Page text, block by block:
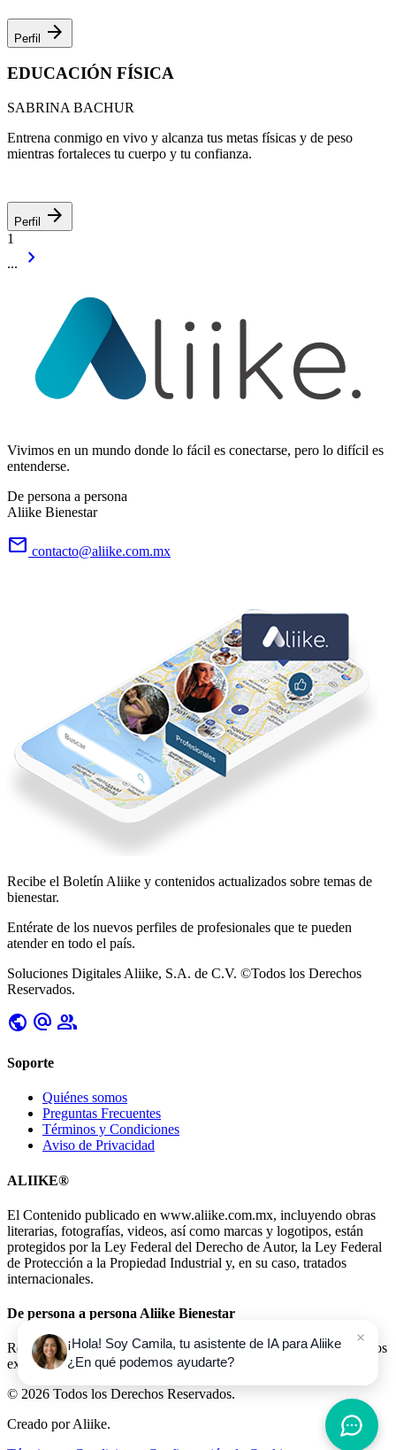
Perfil arrow_forward
EDUCACIÓN FÍSICA
SABRINA BACHUR
Entrena conmigo en vivo y alcanza tus metas físicas y de peso
mientras fortaleces tu cuerpo y tu confianza.
Perfil arrow_forward
1
...
chevron_right
Vivimos en un mundo donde lo fácil es conectarse, pero lo difícil es
entenderse.
De persona a persona
Aliike Bienestar
email contacto@aliike.com.mx
Recibe el Boletín Aliike y contenidos actualizados sobre temas de
bienestar.
Entérate de los nuevos perfiles de profesionales que te pueden
atender en todo el país.
Soluciones Digitales Aliike, S.A. de C.V. ©Todos los Derechos
Reservados.
public alternate_email group
Soporte
Quiénes somos
Preguntas Frecuentes
Términos y Condiciones
Aviso de Privacidad
ALIIKE®
El Contenido publicado en www.aliike.com.mx, incluyendo obras
literarias, fotografías, videos, así como marcas y logotipos, están
protegidos por la Ley Federal del Derecho de Autor, la Ley Federal
de Protección a la Propiedad Industrial y, en su caso, tratados
internacionales.
De persona a persona Aliike Bienestar
Reciba información semanal sobre bienestar e invitaciones a eventos
exclusivos para miembros.
© 2026 Todos los Derechos Reservados.
Creado porAliike.
¡Hola! Soy Camila, tu asistente de IA para Aliike
¿En qué podemos ayudarte?